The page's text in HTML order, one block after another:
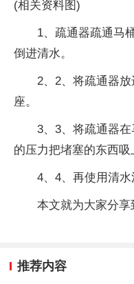
(相关资料图)
1、疏通器疏通马
倒进清水。
2、2、将疏通器
座。
3、3、将疏通器
的压力把堵塞的东西吸
4、4、再使用清水
本文就为大家分享
推荐内容